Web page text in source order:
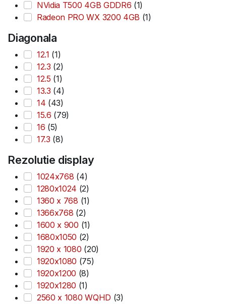
NVidia T500 4GB GDDR6 (1)
Radeon PRO WX 3200 4GB (1)
Diagonala
12.1 (1)
12.3 (2)
12.5 (1)
13.3 (4)
14 (43)
15.6 (79)
16 (5)
17.3 (8)
Rezolutie display
1024x768 (4)
1280x1024 (2)
1360 x 768 (1)
1366x768 (2)
1600 x 900 (1)
1680x1050 (2)
1920 x 1080 (20)
1920x1080 (75)
1920x1200 (8)
1920x1280 (1)
2560 x 1080 WQHD (3)